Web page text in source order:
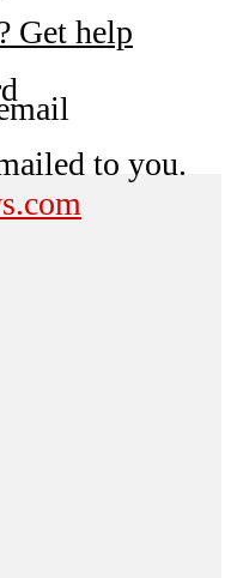
Get help
to you.